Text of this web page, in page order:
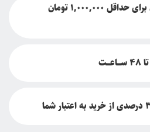
ارســــال رایــــگان برای حداقل 1,000,000 تومان
48 ســـاعـــت